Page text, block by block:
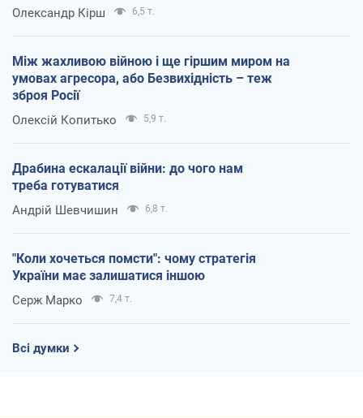
Олександр Кірш 6,5 т.
Між жахливою війною і ще гіршим миром на
умовах агресора, або Безвихідність – теж
зброя Росії
Олексій Копитько 5,9 т.
Драбина ескалації війни: до чого нам
треба готуватися
Андрій Шевчишин 6,8 т.
"Коли хочеться помсти": чому стратегія
України має залишатися іншою
Серж Марко 7,4 т.
Всі думки